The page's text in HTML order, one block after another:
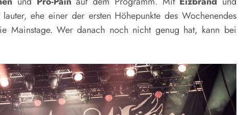
ehe einer der ersten Höhepunkte des Wochenendes
Mainstage. Wer danach noch nicht genug hat, kann bei